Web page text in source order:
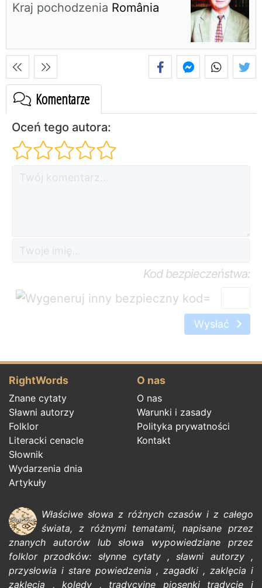
Kraj pochodzenia România
Komentarze
Oceń tego autora:
Kod bezpieczeństwa:
=
Wysłać
RightWords
Znane cytaty
Sławni autorzy
Folklor
Literacki cenacle
Słownik
Wydarzenia dnia
Artykuły
O nas
O nas
Warunki i zasady
Polityka prywatności
Kontakt
Właściwe słowa z różnych czasów i z całego
świata, z różnymi tematami, napisane przez
znanych autorówlub słowa wypowiedziane przez
folklorprzodków: słynne cytaty,sławni autorzy,
przysłowia i stare powiedzenia , zagadki , zaklęcia i
zaklęcia ,kolędy , tradycyjne piosenki tradycje i